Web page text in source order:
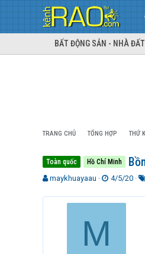
BẤT ĐỘNG SẢN - NHÀ ĐẤT
TRANG CHỦ TỔNG HỢP THỨ
Toàn quốc Hồ Chí Minh
T
r
maykhuayaau
N
à
4/5/20
M